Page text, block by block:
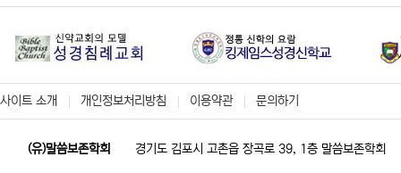
사이트 소개 개인정보처리방침 이용약관 문의하기
(유)말씀보존학회 경기도 김포시 고촌읍 장곡로 39, 1층 말씀보존학회